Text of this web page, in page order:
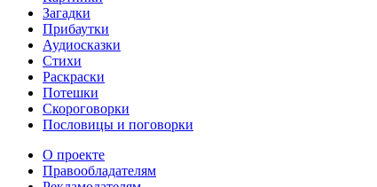
Загадки
Прибаутки
Аудиосказки
Стихи
Раскраски
Потешки
Скороговорки
Пословицы и поговорки
О проекте
Правообладателям